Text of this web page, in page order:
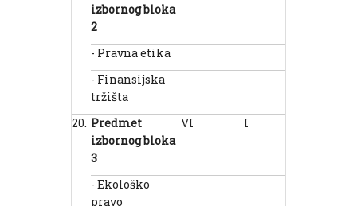
izbornogbloka
2
- Pravna etika
- Finansijska
tržišta
20. Predmet
izbornogbloka
3
VI I
- Ekološko
pravo